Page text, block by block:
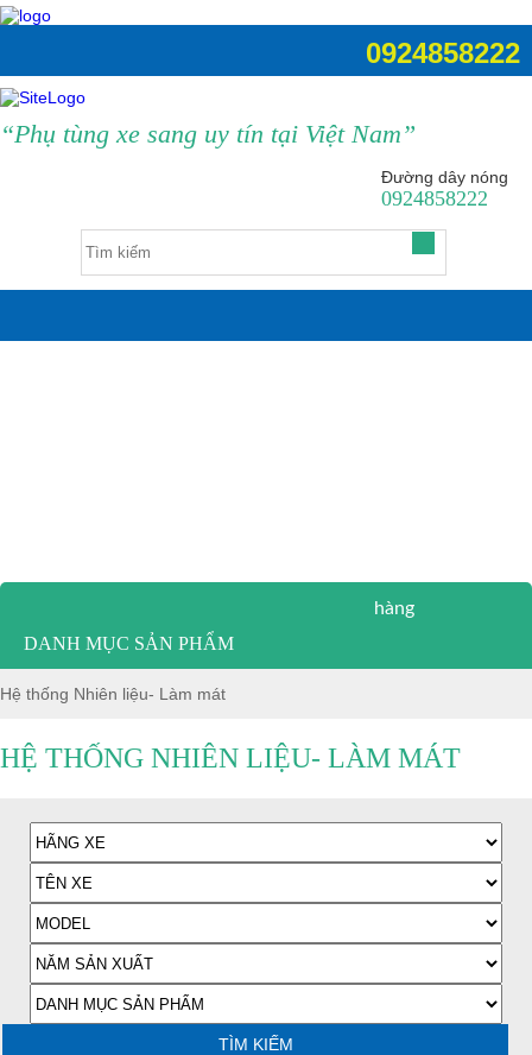
0924858222
“Phụ tùng xe sang uy tín tại Việt Nam”
Đường dây nóng
0924858222
hàng
DANH MỤC SẢN PHẨM
Hệ thống Nhiên liệu- Làm mát
HỆ THỐNG NHIÊN LIỆU- LÀM MÁT
TÌM KIẾM